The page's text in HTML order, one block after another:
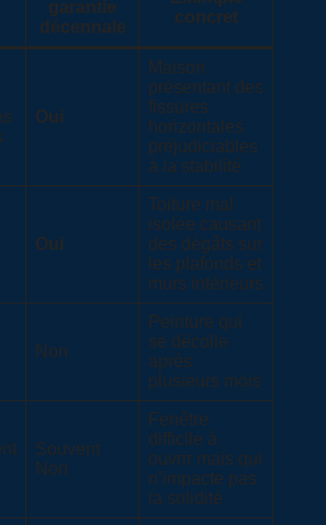
garantie
décennale
concret
Oui
Maison
présentant des
fissures
horizontales
préjudiciables
à la stabilité
Oui
Toiture mal
isolée causant
des dégâts sur
les plafonds et
murs intérieurs
Non
Peinture qui
se décolle
après
plusieurs mois
Souvent
Non
Fenêtre
difficile à
ouvrir mais qui
n’impacte pas
la solidité